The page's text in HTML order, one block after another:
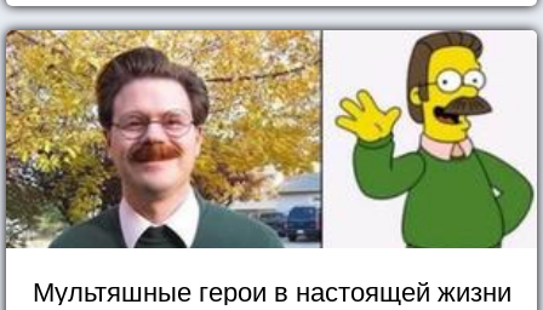
Мультяшные герои в настоящей жизни